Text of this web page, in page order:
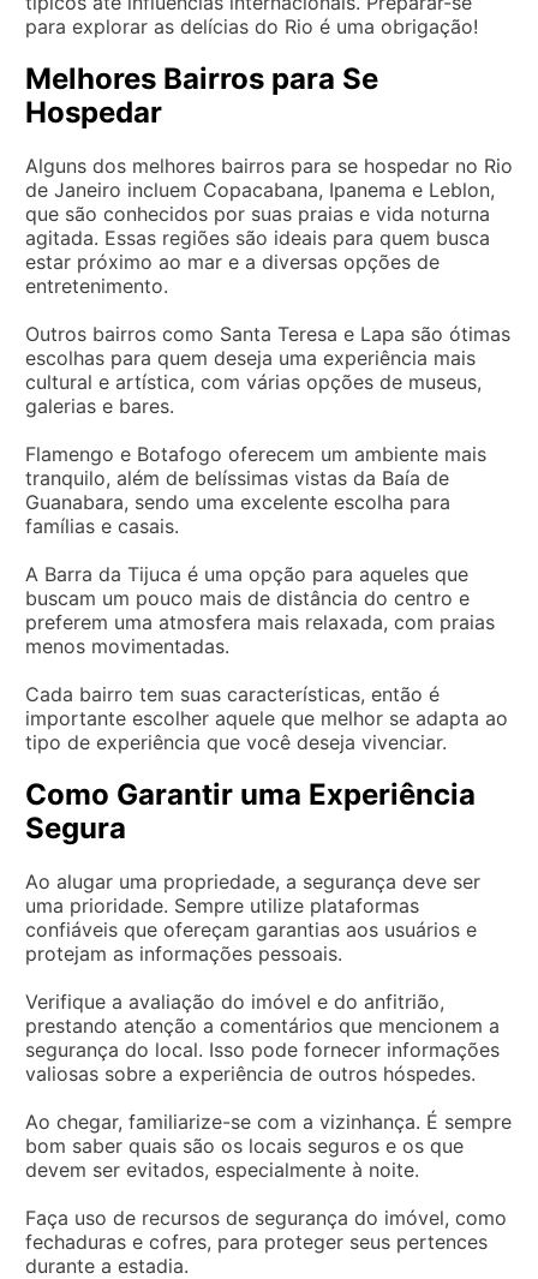
para explorar as delícias do Rio é uma obrigação!
Melhores Bairros para Se
Hospedar
Alguns dos melhores bairros para se hospedar no Rio
de Janeiro incluem Copacabana, Ipanema e Leblon,
que são conhecidos por suas praias e vida noturna
agitada. Essas regiões são ideais para quem busca
estar próximo ao mar e a diversas opções de
entretenimento.
Outros bairros como Santa Teresa e Lapa são ótimas
escolhas para quem deseja uma experiência mais
cultural e artística, com várias opções de museus,
galerias e bares.
Flamengo e Botafogo oferecem um ambiente mais
tranquilo, além de belíssimas vistas da Baía de
Guanabara, sendo uma excelente escolha para
famílias e casais.
A Barra da Tijuca é uma opção para aqueles que
buscam um pouco mais de distância do centro e
preferem uma atmosfera mais relaxada, com praias
menos movimentadas.
Cada bairro tem suas características, então é
importante escolher aquele que melhor se adapta ao
tipo de experiência que você deseja vivenciar.
Como Garantir uma Experiência
Segura
Ao alugar uma propriedade, a segurança deve ser
uma prioridade. Sempre utilize plataformas
confiáveis que ofereçam garantias aos usuários e
protejam as informações pessoais.
Verifique a avaliação do imóvel e do anfitrião,
prestando atenção a comentários que mencionem a
segurança do local. Isso pode fornecer informações
valiosas sobre a experiência de outros hóspedes.
Ao chegar, familiarize-se com a vizinhança. É sempre
bom saber quais são os locais seguros e os que
devem ser evitados, especialmente à noite.
Faça uso de recursos de segurança do imóvel, como
fechaduras e cofres, para proteger seus pertences
durante a estadia.